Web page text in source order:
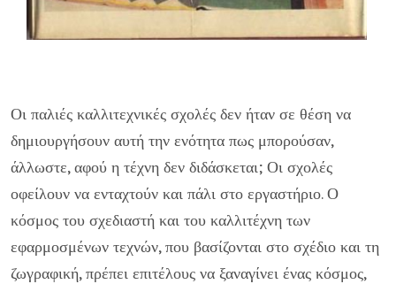
Οι παλιές καλλιτεχνικές σχολές δεν ήταν σε θέση να
δημιουργήσουν αυτή την ενότητα πως μπορούσαν,
άλλωστε, αφού η τέχνη δεν διδάσκεται; Οι σχολές
οφείλουν να ενταχτούν και πάλι στο εργαστήριο. Ο
κόσμος του σχεδιαστή και του καλλιτέχνη των
εφαρμοσμένων τεχνών, που βασίζονται στο σχέδιο και τη
ζωγραφική, πρέπει επιτέλους να ξαναγίνει ένας κόσμος,